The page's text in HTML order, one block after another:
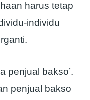
harus tetap
individu
penjual bakso’.
penjual bakso